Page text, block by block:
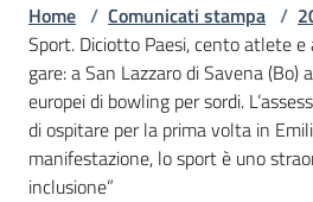
Comunicati
stampa
Menu selezionato
Cerca
un
comunicato
Home / Comunicati stampa /
Sport. Diciotto Paesi, cento atlete
gare: a San Lazzaro di Savena (Bo)
europei di bowling per sordi.
di ospitare per la prima volta in
manifestazione, lo sport è uno
inclusione”